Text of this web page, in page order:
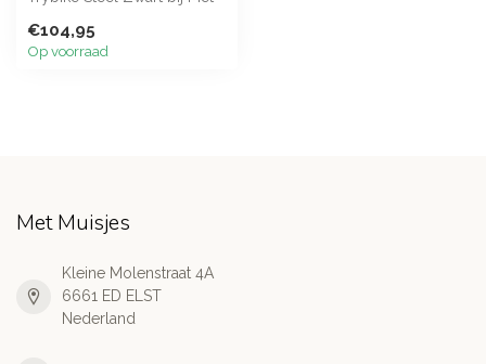
stalen lo...
€104,95
Op voorraad
Met Muisjes
Kleine Molenstraat 4A
6661 ED ELST
Nederland